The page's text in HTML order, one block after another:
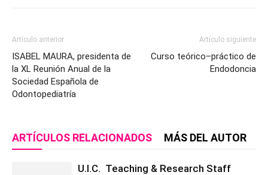
Artículo anterior
ISABEL MAURA, presidenta de
la XL Reunión Anual de la
Sociedad Española de
Odontopediatría
Artículo siguiente
Curso teórico–práctico de
Endodoncia
ARTÍCULOS RELACIONADOS MÁS DEL AUTOR
U.I.C. Teaching & Research Staff